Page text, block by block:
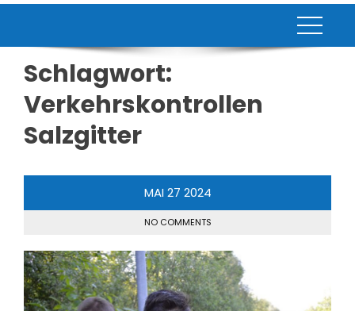
Schlagwort:
Verkehrskontrollen
Salzgitter
MAI 27 2024
NO COMMENTS